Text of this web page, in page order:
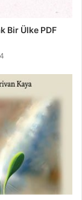
Bir Ülke PDF